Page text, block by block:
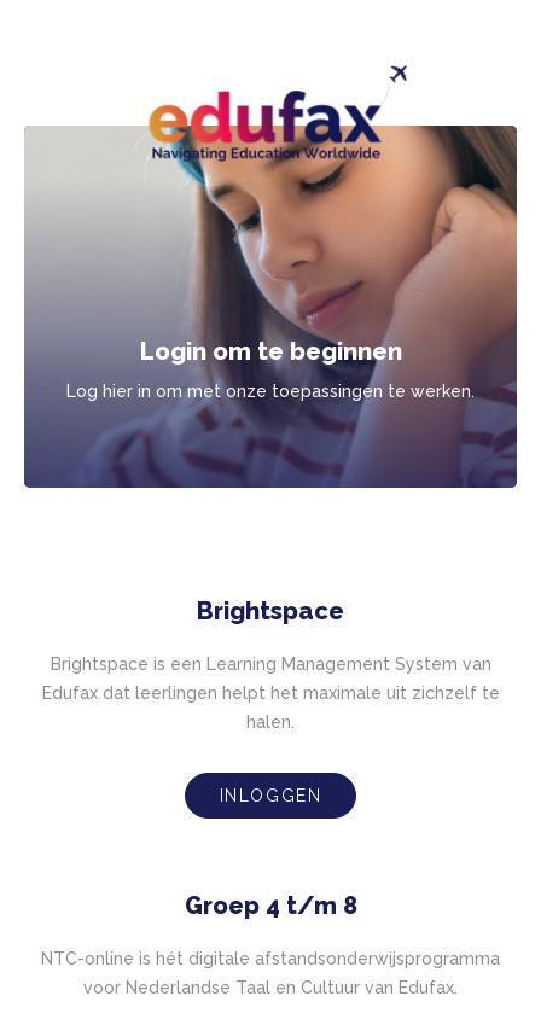
Login om te beginnen
Log hier in om met onze toepassingen te werken.
Brightspace
Brightspace is een Learning Management System van
Edufax dat leerlingen helpt het maximale uit zichzelf te
halen.
INLOGGEN
Groep 4 t/m 8
NTC-online is hét digitale afstandsonderwijsprogramma
voor Nederlandse Taal en Cultuur van Edufax.